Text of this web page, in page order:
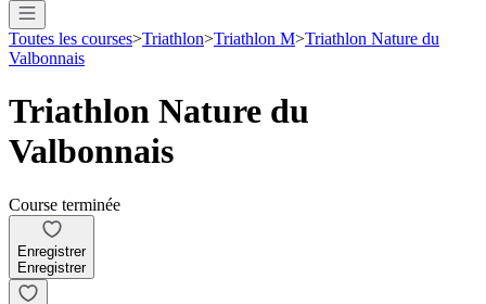
Toutes les courses>Triathlon>Triathlon M>Triathlon Nature du
Valbonnais
Triathlon Nature du
Valbonnais
Course terminée
Enregistrer
Enregistrer